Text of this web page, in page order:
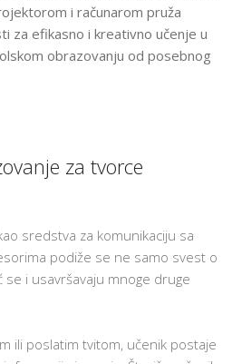
i računarom pruža
za efikasno i kreativno učenje u
obrazovanju od posebnog
za tvorce
sredstva za komunikaciju sa
podiže se ne samo svest o
se i usavršavaju mnoge druge
ili poslatim tvitom, učenik postaje